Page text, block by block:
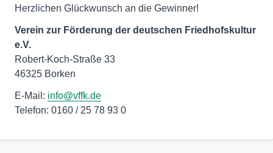
Herzlichen Glückwunsch an die Gewinner!
Verein zur Förderung der deutschen Friedhofskultur
e.V.
Robert-Koch-Straße 33
46325 Borken
E-Mail: info@vffk.de
Telefon: 0160 / 25 78 93 0